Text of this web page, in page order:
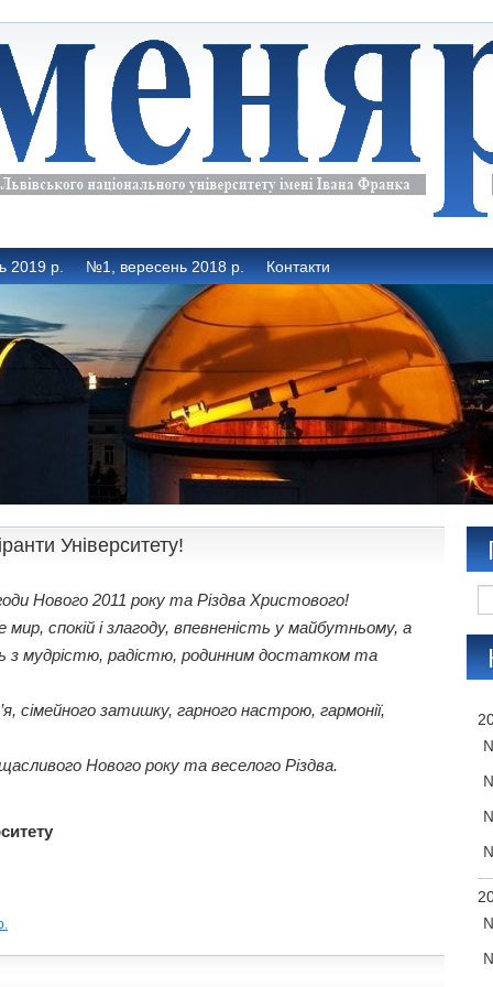
2019 р. №1, вересень 2018 р. Контакти
Університету!
Нового 2011 року та Різдва Христового!
мир, спокій і злагоду, впевненість у майбутньому, а
з мудрістю, радістю, родинним достатком та
сімейного затишку, гарного настрою, гармонії,
Нового року та веселого Різдва.